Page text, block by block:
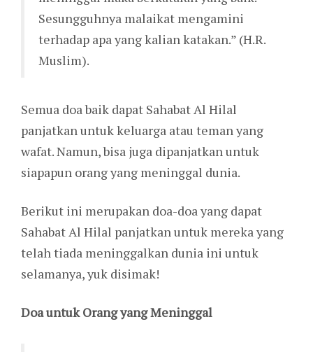
Sesungguhnya malaikat mengamini
terhadap apa yang kalian katakan.” (H.R.
Muslim).
Semua doa baik dapat Sahabat Al Hilal
panjatkan untuk keluarga atau teman yang
wafat. Namun, bisa juga dipanjatkan untuk
siapapun orang yang meninggal dunia.
Berikut ini merupakan doa-doa yang dapat
Sahabat Al Hilal panjatkan untuk mereka yang
telah tiada meninggalkan dunia ini untuk
selamanya, yuk disimak!
Doa untuk Orang yang Meninggal